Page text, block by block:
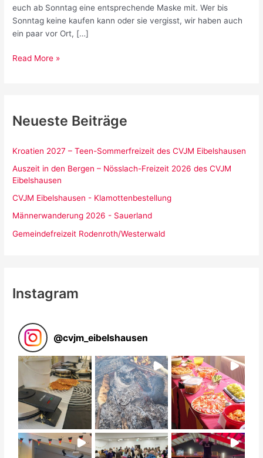
euch ab Sonntag eine entsprechende Maske mit. Wer bis
Sonntag keine kaufen kann oder sie vergisst, wir haben auch
ein paar vor Ort, […]
Medizinische
Read More »
Neueste Beiträge
Kroatien 2027 – Teen-Sommerfreizeit des CVJM Eibelshausen
Auszeit in den Bergen – Nösslach-Freizeit 2026 des CVJM
Eibelshausen
CVJM Eibelshausen - Klamottenbestellung
Männerwanderung 2026 - Sauerland
Gemeindefreizeit Rodenroth/Westerwald
Instagram
@cvjm_eibelshausen